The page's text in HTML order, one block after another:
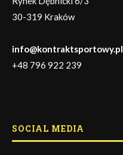
30-319 Kraków
info@kontraktsportowy.pl
+48 796 922 239
SOCIAL MEDIA